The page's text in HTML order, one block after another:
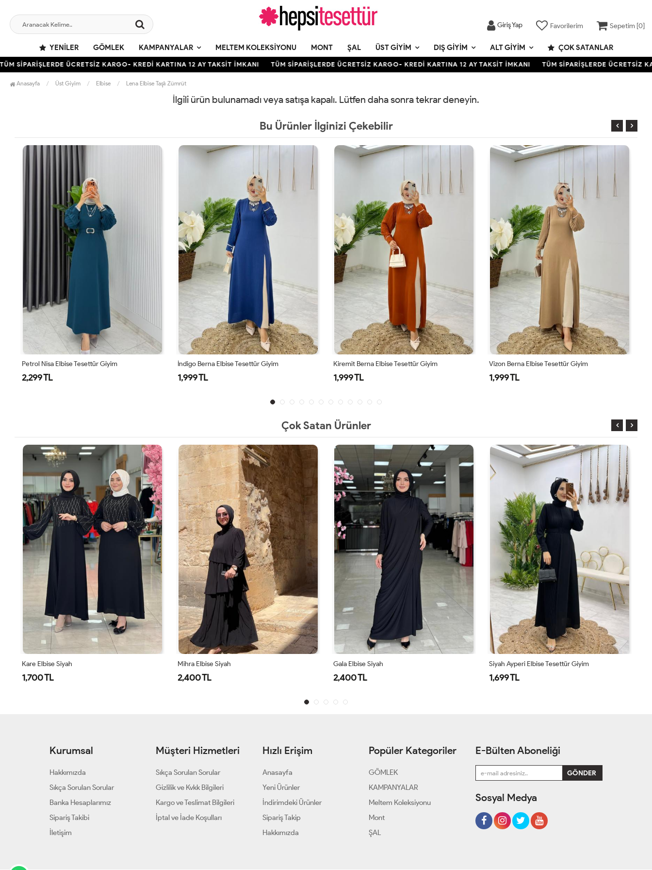
Giriş Yap Favorilerim Sepetim [0]
YENILER GÖMLEK KAMPANYALAR MELTEM KOLEKSIYONU MONT ŞAL ÜST GIYIM DIŞ GIYIM ALT GIYIM ÇOK SATANLAR
SİPARİŞLERDE ÜCRETSİZ KARGO- KREDİ KARTINA 12 AY TAKSİT İMKANI TÜM SİPARİŞLERDE ÜCRETSİZ KARGO- KREDİ KARTINA 12 AY TAKSİT İMKANI TÜM SİPARİŞLERDE ÜCRETSİZ
Anasayfa Üst Giyim Elbise Lena Elbise Taşlı Zümrüt
İlgili ürün bulunamadı veya satışa kapalı. Lütfen daha sonra tekrar deneyin.
Bu Ürünler İlginizi Çekebilir
Petrol Nisa Elbise Tesettür Giyim
2,299 TL
İndigo Berna Elbise Tesettür Giyim
1,999 TL
Kiremit Berna Elbise Tesettür Giyim
1,999 TL
Vizon Berna Elbise Tesettür Giyim
1,999 TL
Çok Satan Ürünler
Kare Elbise Siyah
1,700 TL
Mihra Elbise Siyah
2,400 TL
Gala Elbise Siyah
2,400 TL
Siyah Ayperi Elbise Tesettür Giyim
1,699 TL
Kurumsal
Hakkımızda
Sıkça Sorulan Sorular
Banka Hesaplarımız
Sipariş Takibi
İletişim
Müşteri Hizmetleri
Sıkça Sorulan Sorular
Gizlilik ve Kvkk Bilgileri
Kargo ve Teslimat Bilgileri
İptal ve İade Koşulları
Hızlı Erişim
Anasayfa
Yeni Ürünler
İndirimdeki Ürünler
Sipariş Takip
Hakkımızda
Popüler Kategoriler
GÖMLEK
KAMPANYALAR
Meltem Koleksiyonu
Mont
ŞAL
E-Bülten Aboneliği
Sosyal Medya